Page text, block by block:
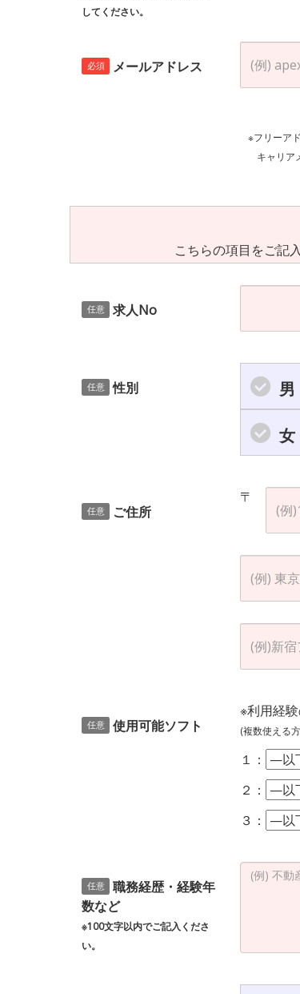
してください。
必須 メールアドレス
※フリーア
キャリアメールの場合、ご自身
こちらの項目をご記
任意 求人No
任意 性別 男
女
任意 ご住所
〒
任意 使用可能ソフト
※利用経
(複数使える
１：
２：
３：
任意
職務経歴・経験年
数など
※100文字以内でご記入くださ
い。